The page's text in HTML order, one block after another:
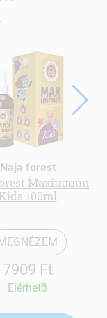
Naja forest
Maximmun
Kids 100ml
7909 Ft
Elérhetõ